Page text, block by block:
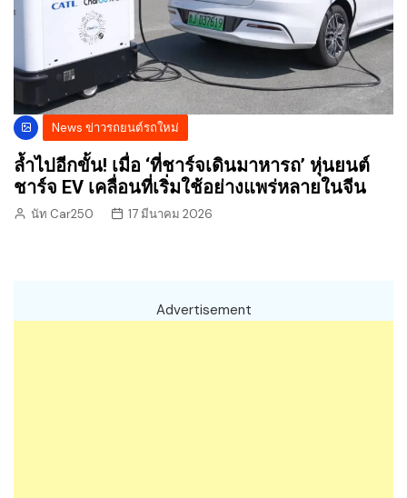
News ข่าวรถยนต์รถใหม่
ล้ำไปอีกขั้น! เมื่อ ‘ที่ชาร์จเดินมาหารถ’ หุ่นยนต์
ชาร์จ EV เคลื่อนที่เริ่มใช้อย่างแพร่หลายในจีน
นัท Car250 17 มีนาคม 2026
Advertisement